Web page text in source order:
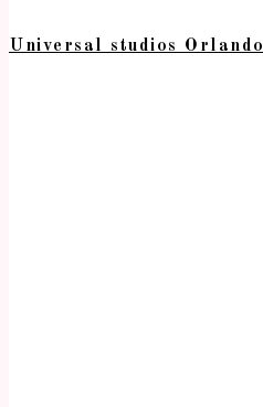
Universal studios Orlando